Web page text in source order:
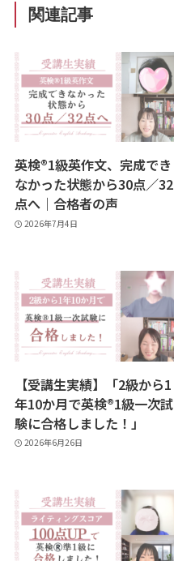
関連記事
英検®1級英作文、完成でき
なかった状態から30点／32
点へ｜合格者の声
2026年7月4日
【受講生実績】「2級から1
年10か月で英検®1級一次試
験に合格しました！」
2026年6月26日